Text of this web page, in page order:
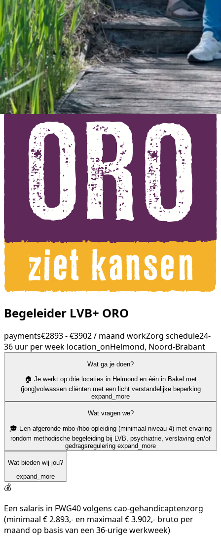
Begeleider LVB+ ORO
payments€2893 - €3902 / maand workZorg schedule24-
36 uur per week location_onHelmond, Noord-Brabant
Wat ga je doen?
🏠 Je werkt op drie locaties in Helmond en één in Bakel met
(jong)volwassen cliënten met een licht verstandelijke beperking
expand_more
Wat vragen we?
🎓 Een afgeronde mbo-/hbo-opleiding (minimaal niveau 4) met ervaring
rondom methodische begeleiding bij LVB, psychiatrie, verslaving en/of
gedragsregulering expand_more
Wat bieden wij jou?
expand_more
💰
Een salaris in FWG40 volgens cao-gehandicaptenzorg
(minimaal € 2.893,- en maximaal € 3.902,- bruto per
maand op basis van een 36-urige werkweek)